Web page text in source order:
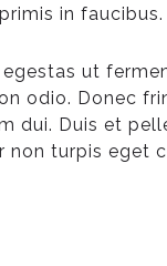
in
ut
odio. Donec
dui. Duis et
non turpis eget